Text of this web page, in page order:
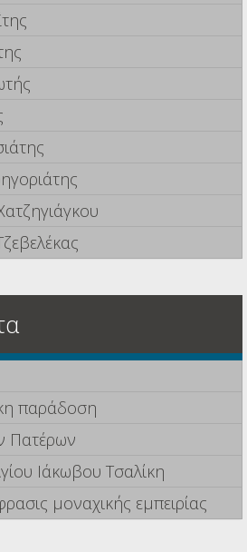
παράδοση
Πατέρων
Ιάκωβου Τσαλίκη
μοναχικής εμπειρίας